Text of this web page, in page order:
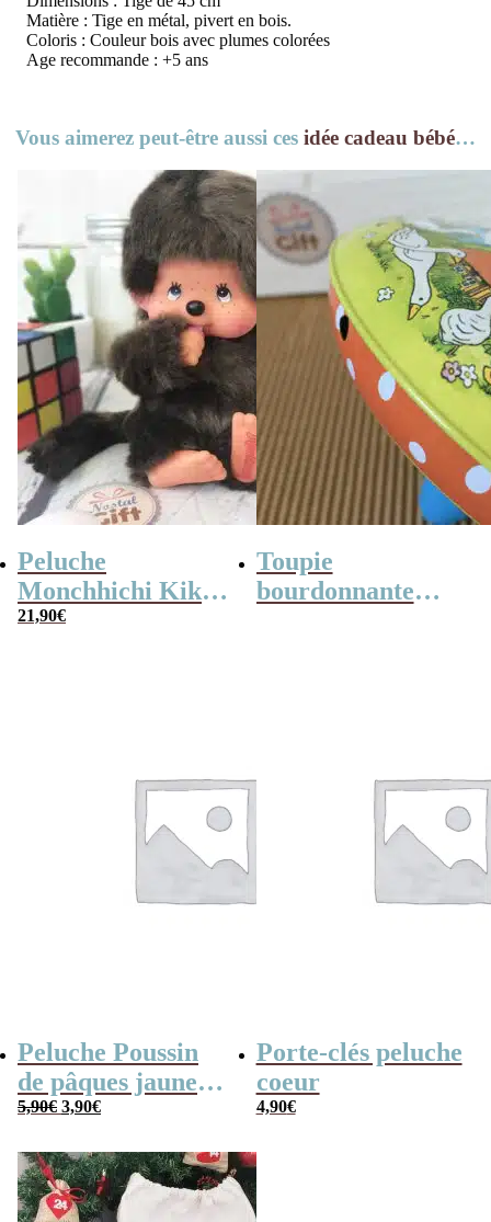
Matière : Tige en métal, pivert en bois.
Coloris : Couleur bois avec plumes colorées
Age recommande : +5 ans
Vous aimerez peut-être aussi ces idée cadeau bébé…
Peluche
Monchhichi Kiki
l’original (20 cm)
21,90€
Toupie
bourdonnante
Peluche Poussin
de pâques jaune
(14cm)
5,90€ Le
était :
5,90€.
3,90€Le
est :
3,90€.
Porte-clés peluche
coeur
4,90€